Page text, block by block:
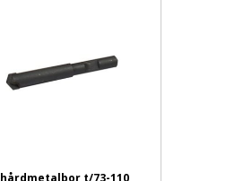
t/73-110